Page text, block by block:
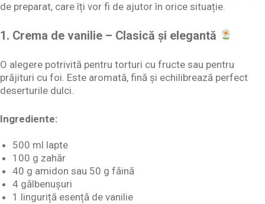
de preparat, care îți vor fi de ajutor în orice situație.
1. Crema de vanilie – Clasică și elegantă
O alegere potrivită pentru torturi cu fructe sau pentru
prăjituri cu foi. Este aromată, fină și echilibrează perfect
deserturile dulci.
Ingrediente:
500 ml lapte
100 g zahăr
40 g amidon sau 50 g făină
4 gălbenușuri
1 linguriță esență de vanilie